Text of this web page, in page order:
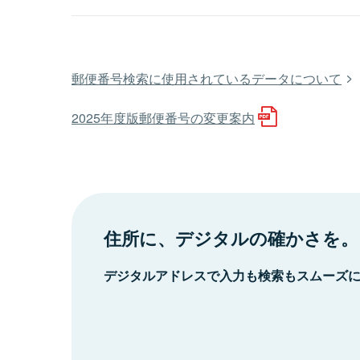
郵便番号検索に使用されているデータについて
2025年度版郵便番号の変更案内
住所に、デジタルの確かさを。
デジタルアドレスで入力も検索もスムーズ